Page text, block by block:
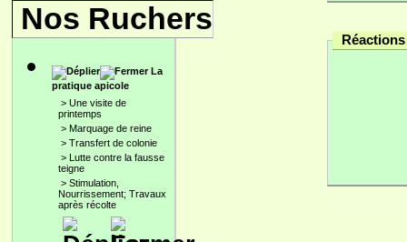
Nos Ruchers
La
pratique apicole
> Une visite de
printemps
> Marquage de reine
> Transfert de colonie
> Lutte contre la fausse
teigne
> Stimulation,
Nourrissement; Travaux
après récolte